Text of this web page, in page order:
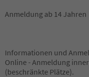
Anmeldung ab 14 Jahren
Informationen und
Online - Anmeldung
(beschränkte Plätze).